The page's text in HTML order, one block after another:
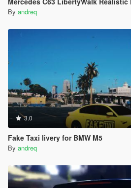
By andreq
3.0
Fake Taxi livery for BMW M5
By andreq